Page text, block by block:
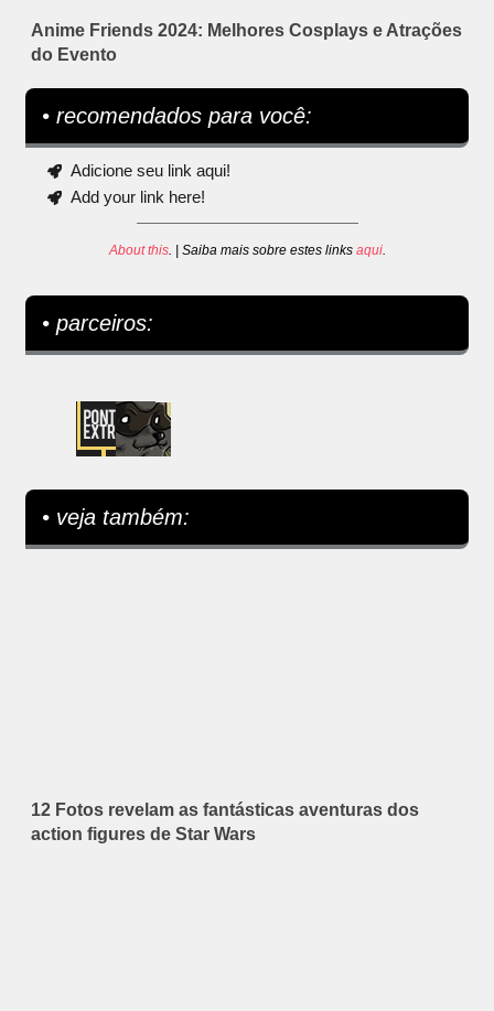
Anime Friends 2024: Melhores Cosplays e Atrações
do Evento
• recomendados para você:
Adicione seu link aqui!
Add your link here!
About this. | Saiba mais sobre estes links aqui.
• parceiros:
• veja também:
12 Fotos revelam as fantásticas aventuras dos
action figures de Star Wars